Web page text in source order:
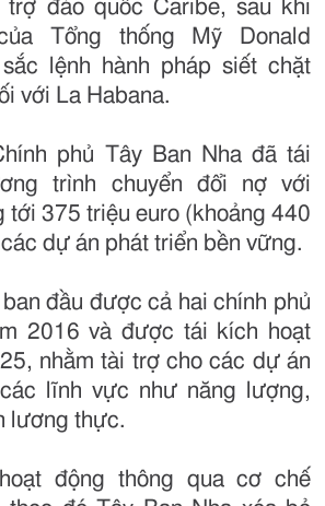
trợ đảo quốc Caribe, sau khi
Tổng thống Mỹ Donald
lệnh hành pháp siết chặt
với La Habana.
phủ Tây Ban Nha đã tái
trình chuyển đổi nợ với
tới 375 triệu euro (khoảng 440
dự án phát triển bền vững.
đầu được cả hai chính phủ
2016 và được tái kích hoạt
nhằm tài trợ cho các dự án
lĩnh vực như năng lượng,
lương thực.
động thông qua cơ chế